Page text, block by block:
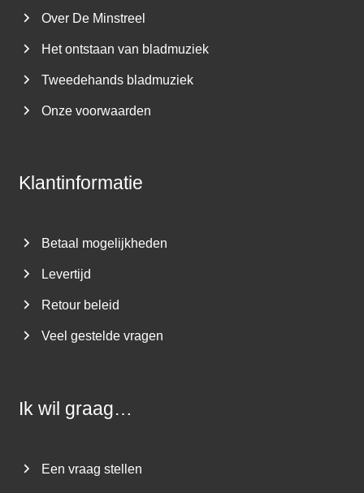
Over De Minstreel
Het ontstaan van bladmuziek
Tweedehands bladmuziek
Onze voorwaarden
Klantinformatie
Betaal mogelijkheden
Levertijd
Retour beleid
Veel gestelde vragen
Ik wil graag…
Een vraag stellen